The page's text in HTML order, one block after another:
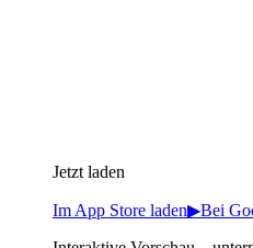
Jetzt laden
Im App Store laden▶Bei